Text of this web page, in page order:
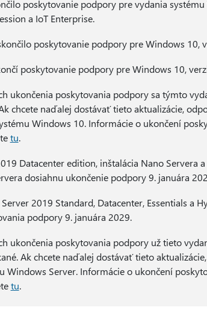
poskytovanie podpory pre vydania
a IoT Enterprise.
poskytovanie podpory pre Windows 10,
poskytovanie podpory pre Windows 10,
ukončenia poskytovania podpory sa týmto
chcete naďalej dostávať tieto aktualizácie,
Windows 10. Informácie o ukončení
tu.
Datacenter edition, inštalácia Nano Servera
dosiahnu ukončenie podpory 9. januára
2019 Standard, Datacenter, Essentials a
podpory 9. januára 2029.
ukončenia poskytovania podpory už tieto
Ak chcete naďalej dostávať tieto
Windows Server. Informácie o ukončení
tu.